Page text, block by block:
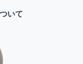
いて